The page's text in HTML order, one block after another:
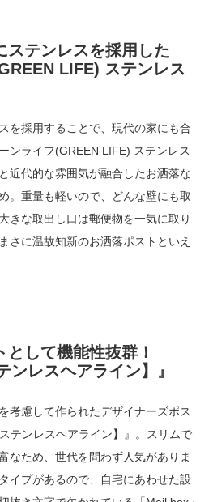
ステンレスを採用した
LIFE) ステンレス
を採用することで、現代の家にも合
ンライフ(GREEN LIFE) ステンレス
近代的な雰囲気が融合したお洒落な
。重量も軽いので、どんな壁にも取
きな取出し口は郵便物を一気に取り
さに温故知新のお洒落ポストといえ
して機能性抜群！
ンレスヘアライン】』
考慮して作られたデザイナーズポス
テンレスヘアライン】』。スリムで
なため、世代を問わず人気がありま
イプがあるので、自宅にあわせた設